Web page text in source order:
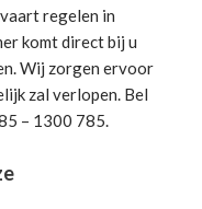
regelen in
komt direct bij u
Wij zorgen ervoor
zal verlopen. Bel
– 1300 785.